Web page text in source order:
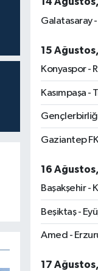
Galatasaray
15
Konyaspor -
Kasımpaşa -
Gaziantep
16
Başakşehir -
Beşiktaş -
Amed -
17